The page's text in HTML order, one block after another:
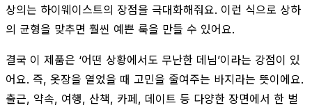
상의는 하이웨이스트의 장점을 극대화해줘요. 이런 식으로 상하
의 균형을 맞추면 훨씬 예쁜 룩을 만들 수 있어요.
결국 이 제품은 ‘어떤 상황에서도 무난한 데님’이라는 강점이 있
어요. 즉, 옷장을 열었을 때 고민을 줄여주는 바지라는 뜻이에요.
출근, 약속, 여행, 산책, 카페, 데이트 등 다양한 장면에서 한 벌